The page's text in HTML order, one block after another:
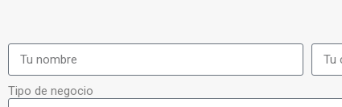
Tipo de negocio